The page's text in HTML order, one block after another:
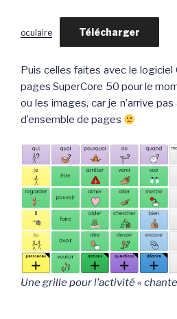
oculaire Télécharger
Puis celles faites avec le logiciel
pages SuperCore 50 pour le
ou les images, car je n’arrive
d’ensemble de pages
Une grille pour l’activité «